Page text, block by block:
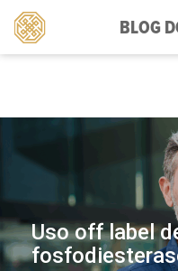
BLOG
Pesquisar
por:
Uso off label